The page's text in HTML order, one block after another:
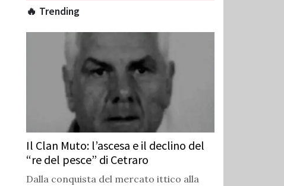
🔥 Trending
Il Clan Muto: l’ascesa e il declino del
“re del pesce” di Cetraro
Dalla conquista del mercato ittico alla